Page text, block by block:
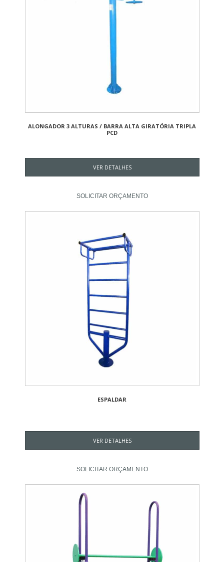
ALONGADOR 3 ALTURAS / BARRA ALTA GIRATÓRIA TRIPLA
PCD
VER DETALHES
SOLICITAR ORÇAMENTO
ESPALDAR
VER DETALHES
SOLICITAR ORÇAMENTO